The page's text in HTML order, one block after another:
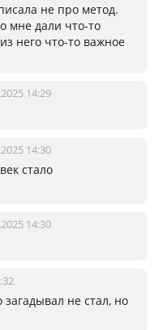
не про метод.
мне дали что-то
него что-то важное
14:29
14:30
стало
14:30
загадывал не стал, но